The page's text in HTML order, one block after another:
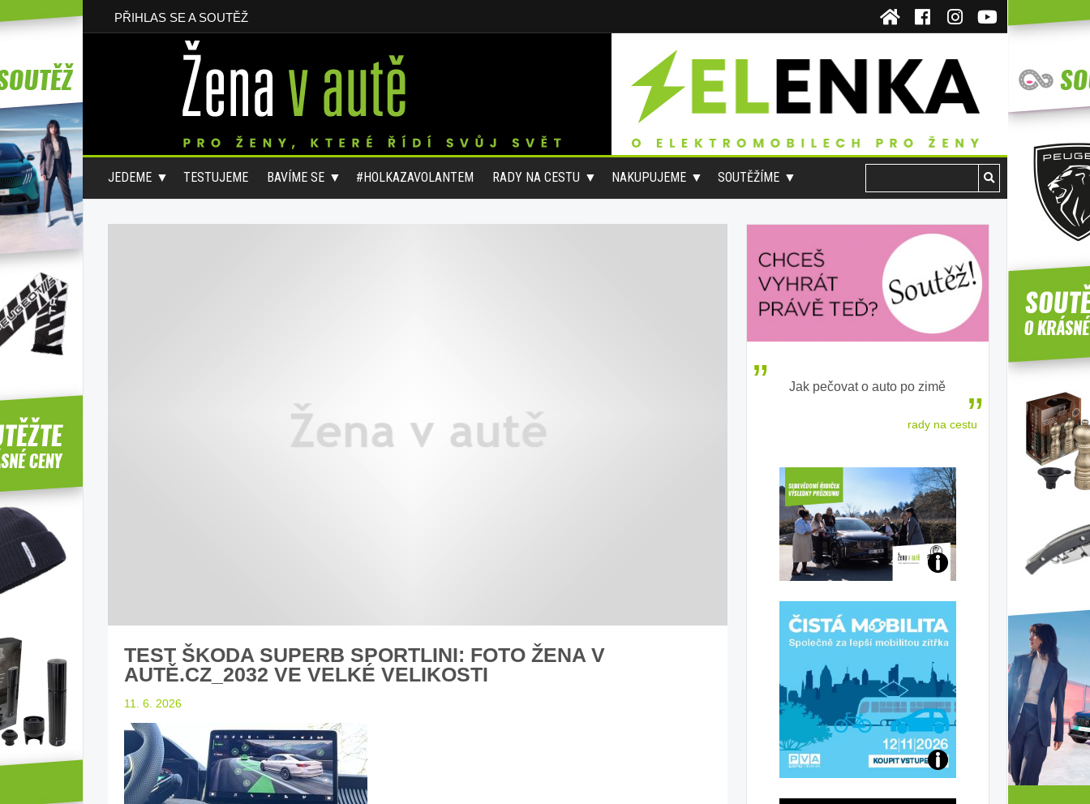
PŘIHLAS SE A SOUTĚŽ
JEDEME TESTUJEME BAVÍME SE #HOLKAZAVOLANTEM RADY NA CESTU NAKUPUJEME SOUTĚŽÍME
TEST ŠKODA SUPERB SPORTLINI: FOTO ŽENA V
AUTĚ.CZ_2032 VE VELKÉ VELIKOSTI
11. 6. 2026
rady na cestu Auto mého srdce 2026
Jak pečovat o auto po zimě Češkám se líbí T-Roc
nejlepší auto podle laické veřejnosti
Jaké
ženy-
řidičky
Přijďte